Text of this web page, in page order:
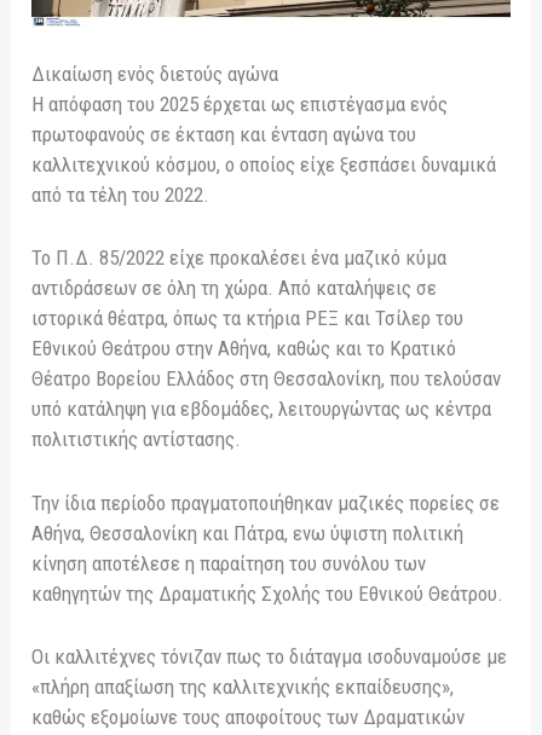
Δικαίωση ενός διετούς αγώνα
Η απόφαση του 2025 έρχεται ως επιστέγασμα ενός
πρωτοφανούς σε έκταση και ένταση αγώνα του
καλλιτεχνικού κόσμου, ο οποίος είχε ξεσπάσει δυναμικά
από τα τέλη του 2022.
Το Π.Δ. 85/2022 είχε προκαλέσει ένα μαζικό κύμα
αντιδράσεων σε όλη τη χώρα. Από καταλήψεις σε
ιστορικά θέατρα, όπως τα κτήρια ΡΕΞ και Τσίλερ του
Εθνικού Θεάτρου στην Αθήνα, καθώς και το Κρατικό
Θέατρο Βορείου Ελλάδος στη Θεσσαλονίκη, που τελούσαν
υπό κατάληψη για εβδομάδες, λειτουργώντας ως κέντρα
πολιτιστικής αντίστασης.
Την ίδια περίοδο πραγματοποιήθηκαν μαζικές πορείες σε
Αθήνα, Θεσσαλονίκη και Πάτρα, ενω ύψιστη πολιτική
κίνηση αποτέλεσε η παραίτηση του συνόλου των
καθηγητών της Δραματικής Σχολής του Εθνικού Θεάτρου.
Οι καλλιτέχνες τόνιζαν πως το διάταγμα ισοδυναμούσε με
«πλήρη απαξίωση της καλλιτεχνικής εκπαίδευσης»,
καθώς εξομοίωνε τους αποφοίτους των Δραματικών